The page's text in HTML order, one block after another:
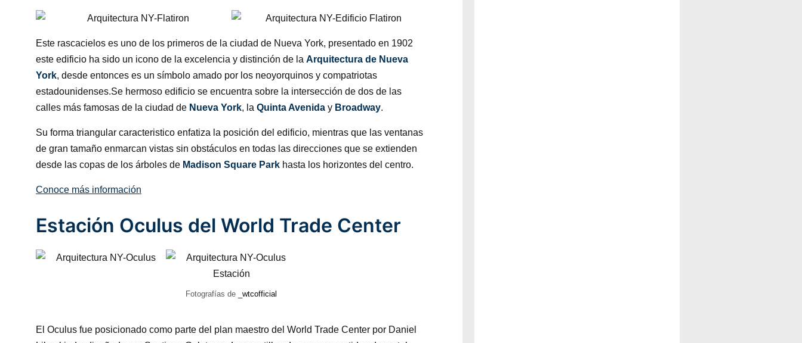
Este rascacielos es uno de los primeros de la ciudad de Nueva York, presentado en 1902
este edificio ha sido un icono de la excelencia y distinción de la Arquitectura de Nueva
York, desde entonces es un símbolo amado por los neoyorquinos y compatriotas
estadounidenses.Se hermoso edificio se encuentra sobre la intersección de dos de las
calles más famosas de la ciudad de Nueva York, la Quinta Avenida y Broadway.
Su forma triangular caracteristico enfatiza la posición del edificio, mientras que las ventanas
de gran tamaño enmarcan vistas sin obstáculos en todas las direcciones que se extienden
desde las copas de los árboles de Madison Square Park hasta los horizontes del centro.
Conoce más información
Estación Oculus del World Trade Center
Fotografías de _wtcofficial
El Oculus fue posicionado como parte del plan maestro del World Trade Center por Daniel